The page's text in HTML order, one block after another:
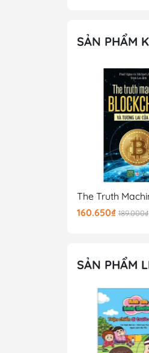
SẢN PHẨM
160.650₫ 189.000₫
SẢN PHẨM